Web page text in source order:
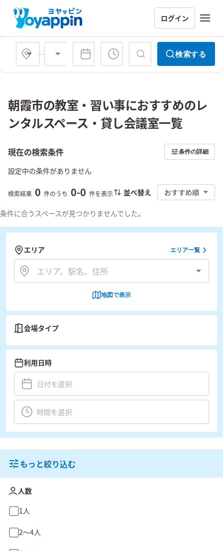
ログイン
会場タイプ 検索する
朝霞市の教室・習い事におすすめのレ
ンタルスペース・貸し会議室一覧
現在の検索条件 条件の詳細
設定中の条件がありません
検索結果 0 件のうち 0-0 件を表示 並べ替え おすすめ順
条件に合うスペースが見つかりませんでした。
エリア エリア一覧
地図で表示
会場タイプ
利用日時
もっと絞り込む
人数
1人
2〜4人